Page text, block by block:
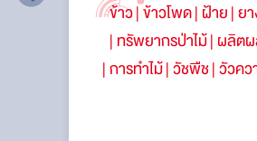
ข้าว ข้าวโพด ฝ้าย ย
ทรัพยากรป่าไม้ ผลิตผ
การทำไม้ วัชพืช วัวคว